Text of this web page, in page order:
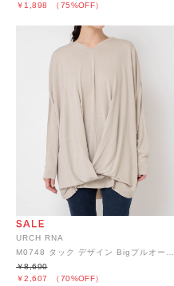
￥1,898 （75%OFF）
URCH RNA
￥2,607 （70%OFF）
￥8,690